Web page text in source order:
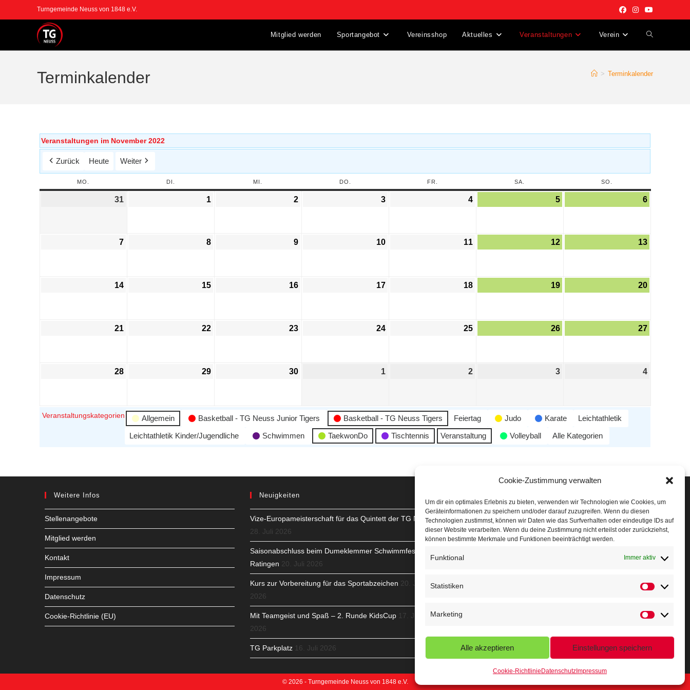
Cookie-Zustimmung verwalten
Um dir ein optimales Erlebnis zu bieten, verwenden wir Technologien wie Cookies, um
Geräteinformationen zu speichern und/oder darauf zuzugreifen. Wenn du diesen
Technologien zustimmst, können wir Daten wie das Surfverhalten oder eindeutige IDs auf
dieser Website verarbeiten. Wenn du deine Zustimmung nicht erteilst oder zurückziehst,
können bestimmte Merkmale und Funktionen beeinträchtigt werden.
Funktional Immer aktiv
Statistiken
Marketing
Alle akzeptieren Einstellungen speichern
Cookie-Richtlinie DatenschutzImpressum
Turngemeinde Neuss von 1848 e.V.
Mitglied werden Sportangebot Vereinsshop Aktuelles Veranstaltungen Verein
Terminkalender > Terminkalender
Veranstaltungen im November 2022
Zurück Heute Weiter
MO. DI. MI. DO. FR. SA. SO.
31 1 2 3 4 5 6
7 8 9 10 11 12 13
14 15 16 17 18 19 20
21 22 23 24 25 26 27
28 29 30 1 2 3 4
Veranstaltungskategorien Allgemein Basketball - TG Neuss Junior Tigers Basketball - TG Neuss Tigers Feiertag Judo Karate
Leichtathletik
Leichtathletik Kinder/Jugendliche
Schwimmen TaekwonDo Tischtennis Veranstaltung Volleyball Alle Kategorien
Weitere Infos
Stellenangebote
Mitglied werden
Kontakt
Impressum
Datenschutz
Cookie-Richtlinie (EU)
Neuigkeiten
Vize-Europameisterschaft für das Quintett der TG Neuss
28. Juli 2026
Saisonabschluss beim Dumeklemmer Schwimmfest in
Ratingen 20. Juli 2026
Kurs zur Vorbereitung für das Sportabzeichen 20. Juli
2026
Mit Teamgeist und Spaß – 2. Runde KidsCup 17. Juli
2026
TG Parkplatz 16. Juli 2026
Höffner Run
Schnuppertag
Terminkalender
Nikolaus-Crosslauf
Capoeira Camp
© 2026 - Turngemeinde Neuss von 1848 e.V.